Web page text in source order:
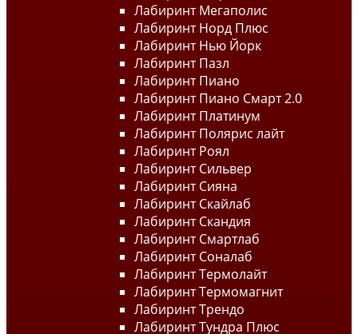
Лабиринт Мегаполис
Лабиринт Норд Плюс
Лабиринт Нью Йорк
Лабиринт Пазл
Лабиринт Пиано
Лабиринт Пиано Смарт 2.0
Лабиринт Платинум
Лабиринт Полярис лайт
Лабиринт Роял
Лабиринт Сильвер
Лабиринт Сияна
Лабиринт Скайлаб
Лабиринт Скандия
Лабиринт Смартлаб
Лабиринт Соналаб
Лабиринт Термолайт
Лабиринт Термомагнит
Лабиринт Трендо
Лабиринт Тундра Плюс